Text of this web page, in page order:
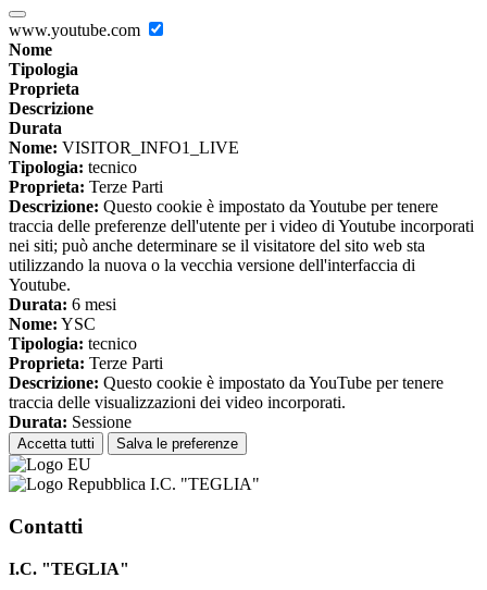
www.youtube.com
Nome
Tipologia
Proprieta
Descrizione
Durata
Nome: VISITOR_INFO1_LIVE
Tipologia: tecnico
Proprieta: Terze Parti
Descrizione: Questo cookie è impostato da Youtube per tenere
traccia delle preferenze dell'utente per i video di Youtube incorporati
nei siti; può anche determinare se il visitatore del sito web sta
utilizzando la nuova o la vecchia versione dell'interfaccia di
Youtube.
Durata: 6 mesi
Nome: YSC
Tipologia: tecnico
Proprieta: Terze Parti
Descrizione: Questo cookie è impostato da YouTube per tenere
traccia delle visualizzazioni dei video incorporati.
Durata: Sessione
Accetta tutti Salva le preferenze
I.C. "TEGLIA"
Contatti
I.C. "TEGLIA"